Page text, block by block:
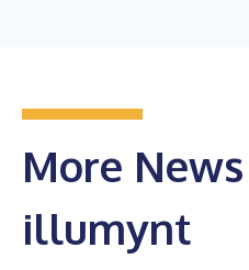
More
illumynt